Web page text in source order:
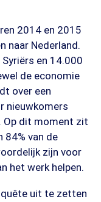
2014 en 2015
naar Nederland.
en 14.000
de economie
over een
nieuwkomers
Op dit moment zit
84% van de
zijn voor
het werk helpen.
uit te zetten